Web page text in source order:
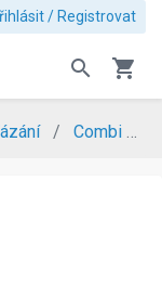
Přihlásit / Registrovat
search shopping_cart
Combi